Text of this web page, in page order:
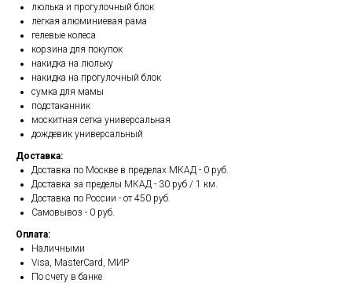
люлька и прогулочный блок
легкая алюминиевая рама
гелевые колеса
корзина для покупок
накидка на люльку
накидка на прогулочный блок
сумка для мамы
подстаканник
москитная сетка универсальная
дождевик универсальный
Доставка:
Доставка по Москве в пределах МКАД - 0 руб.
Доставка за пределы МКАД - 30 руб / 1 км.
Доставка по России - от 450 руб.
Самовывоз - 0 руб.
Оплата:
Наличными
Visa, MasterCard, МИР
По счету в банке